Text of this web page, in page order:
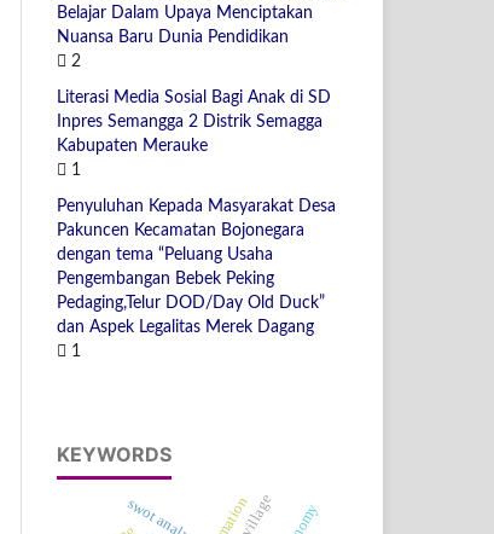
Belajar Dalam Upaya Menciptakan
Nuansa Baru Dunia Pendidikan
2
Literasi Media Sosial Bagi Anak di SD
Inpres Semangga 2 Distrik Semagga
Kabupaten Merauke
1
Penyuluhan Kepada Masyarakat Desa
Pakuncen Kecamatan Bojonegara
dengan tema “Peluang Usaha
Pengembangan Bebek Peking
Pedaging,Telur DOD/Day Old Duck”
dan Aspek Legalitas Merek Dagang
1
KEYWORDS
village